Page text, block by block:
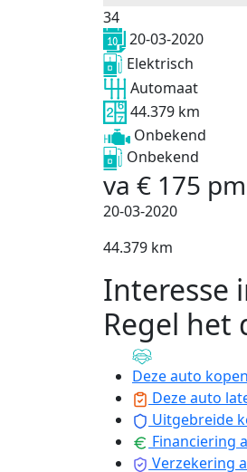
34
20-03-2020
Elektrisch
Automaat
44.379 km
Onbekend
Onbekend
va € 175 pm
20-03-2020
44.379 km
Interesse
Regel het
Deze auto kopen
Deze auto
Uitgebreide
Financiering
Verzekering